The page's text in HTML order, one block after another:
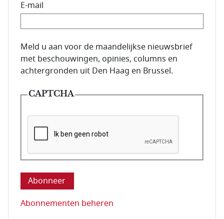
E-mail
E-mailadres van de abonnee.
Meld u aan voor de maandelijkse nieuwsbrief
met beschouwingen, opinies, columns en
achtergronden uit Den Haag en Brussel.
CAPTCHA
Deze vraag is om te controleren dat u een mens
Abonnementen beheren